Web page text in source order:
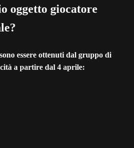
oggetto giocatore
essere ottenuti dal gruppo di
a partire dal 4 aprile: